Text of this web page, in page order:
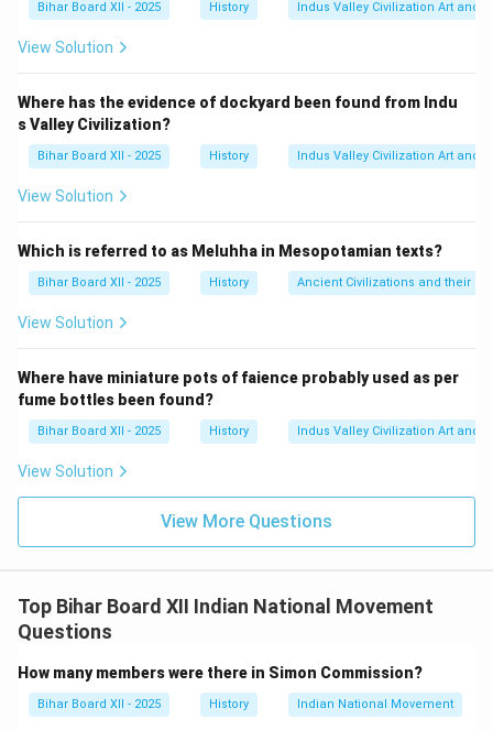
शामिल घोषित कर दिया।
इसके विरोध में, कांग्रेस के मंत्रालयों ने अक्टूबर और नवंबर 1939 में
मुस्लिम लीग के नेता मुहम्मद अली जिन्ना ने इस अवसर का उपयोग करते
हुए, कांग्रेस शासन के अंत का जश्न मनाने के लिए 22 दिसंबर, 1939
को 'मुक्ति दिवस' (Day of Deliverance) के रूप में मनाने का आह्वान
किया।
मुस्लिम लीग ने 22 दिसंबर, 1939 को मुक्ति दिवस मनाया। अतः,
विकल्प (D) सही है।
Bihar Board XII - 2025 History Indus Valley Civilization Art and
View Solution
Where has the evidence of dockyard been found from Indu
s Valley Civilization?
Bihar Board XII - 2025 History Indus Valley Civilization Art and
View Solution
Which is referred to as Meluhha in Mesopotamian texts?
Bihar Board XII - 2025 History Ancient Civilizations and their
View Solution
Where have miniature pots of faience probably used as per
fume bottles been found?
Bihar Board XII - 2025 History Indus Valley Civilization Art and
View Solution
View More Questions
Top Bihar Board XII Indian National Movement
Questions
How many members were there in Simon Commission?
Bihar Board XII - 2025 History Indian National Movement